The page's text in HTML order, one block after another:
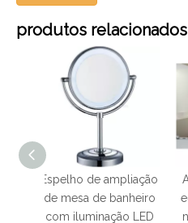
produtos relacionados
Armário de banheiro
econômico montado
na parede para hotel